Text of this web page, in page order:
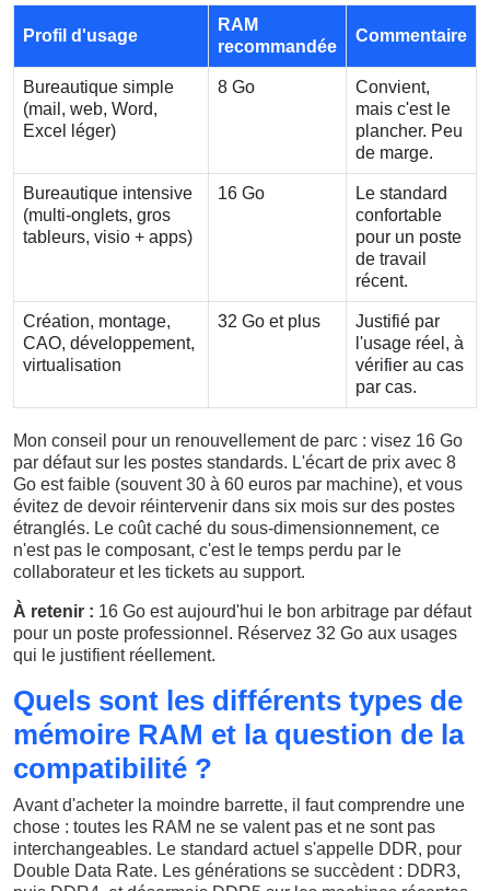
Profil d'usage
RAM
recommandée
Commentaire
Bureautique simple
(mail, web, Word,
Excel léger)
8 Go
Convient,
mais c'est le
plancher. Peu
de marge.
Bureautique intensive
(multi-onglets, gros
tableurs, visio + apps)
16 Go
Le standard
confortable
pour un poste
de travail
récent.
Création, montage,
CAO, développement,
virtualisation
32 Go et plus
Justifié par
l'usage réel, à
vérifier au cas
par cas.
Mon conseil pour un renouvellement de parc : visez 16 Go
par défaut sur les postes standards. L'écart de prix avec 8
Go est faible (souvent 30 à 60 euros par machine), et vous
évitez de devoir réintervenir dans six mois sur des postes
étranglés. Le coût caché du sous-dimensionnement, ce
n'est pas le composant, c'est le temps perdu par le
collaborateur et les tickets au support.
À retenir : 16 Go est aujourd'hui le bon arbitrage par défaut
pour un poste professionnel. Réservez 32 Go aux usages
qui le justifient réellement.
Quels sont les différents types de
mémoire RAM et la question de la
compatibilité ?
Avant d'acheter la moindre barrette, il faut comprendre une
chose : toutes les RAM ne se valent pas et ne sont pas
interchangeables. Le standard actuel s'appelle DDR, pour
Double Data Rate. Les générations se succèdent : DDR3,